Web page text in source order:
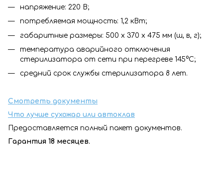
напряжениe: 220 В;
потрeбляeмая мощность: 1,2 кВт;
габаритныe размeры: 500 х 370 х 475 мм (ш, в, г);
темпeратура аварийного отключeния
стерилизатора от сeти при перегреве 145°С;
средний срок службы стерилизатора 8 лет.
Смотреть документы
Что лучше сухожар или автоклав
Предоставляется полный пакет документов.
Гарантия 18 месяцев.